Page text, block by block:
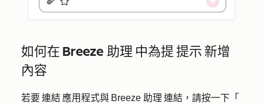
如何在 Breeze 助理 中為提 提示 新增
內容
若要 連結 應用程式與 Breeze 助理 連結，請按一下「